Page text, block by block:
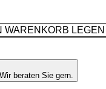
WARENKORB LEGEN
beraten Sie gern.